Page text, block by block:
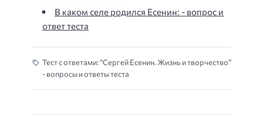
В каком селе родился Есенин: - вопрос и
ответ теста
Тест с ответами: “Сергей Есенин. Жизнь и творчество”
- вопросы и ответы теста